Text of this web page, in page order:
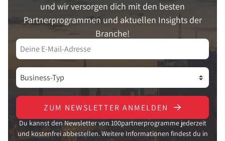
und wir versorgen dich mit den besten
Partnerprogrammen und aktuellen Insights der
Branche!
ZUM NEWSLETTER ANMELDEN
Du kannst den Newsletter von 100partnerprogramme jederzeit
und kostenfrei abbestellen. Weitere Informationen findest du in